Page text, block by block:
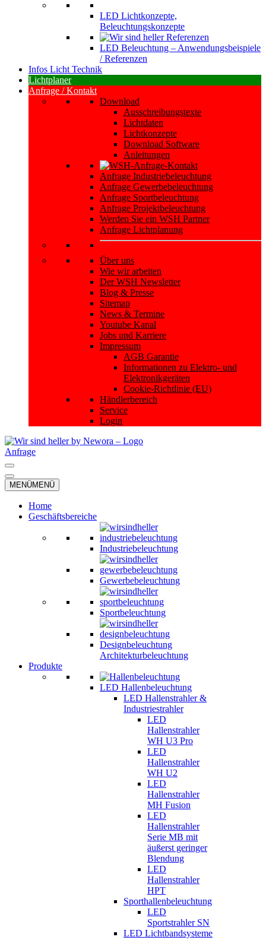
LED Lichtkonzepte,
Beleuchtungskonzepte
LED Beleuchtung – Anwendungsbeispiele
/ Referenzen
Infos Licht Technik
Lichtplaner
Anfrage / Kontakt
Download
Ausschreibungstexte
Lichtdaten
Lichtkonzepte
Download Software
Anleitungen
Anfrage Industriebeleuchtung
Anfrage Gewerbebeleuchtung
Anfrage Sportbeleuchtung
Anfrage Projektbeleuchtung
Werden Sie ein WSH Partner
Anfrage Lichtplanung
Über uns
Wie wir arbeiten
Der WSH Newsletter
Blog & Presse
Sitemap
News & Termine
Youtube Kanal
Jobs und Karriere
Impressum
AGB Garantie
Informationen zu Elektro- und
Elektronikgeräten
Cookie-Richtlinie (EU)
Händlerbereich
Service
Login
Anfrage
Navigationsmenü
Navigationsmenü
MENÜMENÜ
Home
Geschäftsbereiche
Industriebeleuchtung
Gewerbebeleuchtung
Sportbeleuchtung
Designbeleuchtung
Architekturbeleuchtung
Produkte
LED Hallenbeleuchtung
LED Hallenstrahler &
Industriestrahler
LED
Hallenstrahler
WH U3 Pro
LED
Hallenstrahler
WH U2
LED
Hallenstrahler
MH Fusion
LED
Hallenstrahler
Serie MB mit
äußerst geringer
Blendung
LED
Hallenstrahler
HPT
Sporthallenbeleuchtung
LED
Sportstrahler SN
LED Lichtbandsysteme